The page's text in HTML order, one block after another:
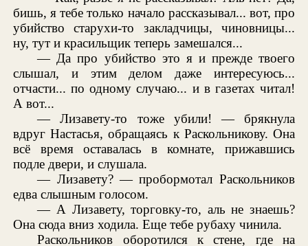
бишь, я тебе только начало рассказывал... вот, про
убийство старухи-то закладчицы, чиновницы...
ну, тут и красильщик теперь замешался...
— Да про убийство это я и прежде твоего
слышал, и этим делом даже интересуюсь...
отчасти... по одному случаю... и в газетах читал!
А вот...
— Лизавету-то тоже убили! — брякнула
вдруг Настасья, обращаясь к Раскольникову. Она
всё время оставалась в комнате, прижавшись
подле двери, и слушала.
— Лизавету? — пробормотал Раскольников
едва слышным голосом.
— А Лизавету, торговку-то, аль не знаешь?
Она сюда вниз ходила. Еще тебе рубаху чинила.
Раскольников оборотился к стене, где на